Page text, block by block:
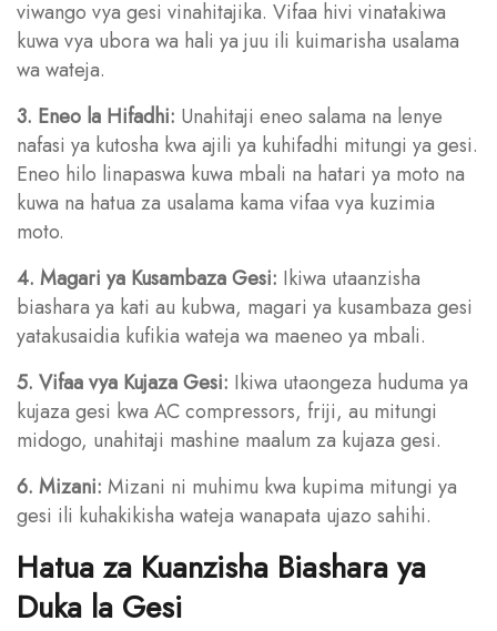
viwango vya gesi vinahitajika. Vifaa hivi vinatakiwa
kuwa vya ubora wa hali ya juu ili kuimarisha usalama
wa wateja.
3. Eneo la Hifadhi: Unahitaji eneo salama na lenye
nafasi ya kutosha kwa ajili ya kuhifadhi mitungi ya gesi.
Eneo hilo linapaswa kuwa mbali na hatari ya moto na
kuwa na hatua za usalama kama vifaa vya kuzimia
moto.
4. Magari ya Kusambaza Gesi: Ikiwa utaanzisha
biashara ya kati au kubwa, magari ya kusambaza gesi
yatakusaidia kufikia wateja wa maeneo ya mbali.
5. Vifaa vya Kujaza Gesi: Ikiwa utaongeza huduma ya
kujaza gesi kwa AC compressors, friji, au mitungi
midogo, unahitaji mashine maalum za kujaza gesi.
6. Mizani: Mizani ni muhimu kwa kupima mitungi ya
gesi ili kuhakikisha wateja wanapata ujazo sahihi.
Hatua za Kuanzisha Biashara ya
Duka la Gesi